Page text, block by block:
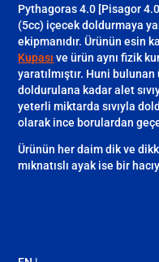
Pythagoras 4.0 [Pisagor
(5cc) içecek doldurmaya
ekipmanıdır. Ürünün esin
Kupası ve ürün aynı fizik
yaratılmıştır. Huni
doldurulana kadar alet
yeterli miktarda sıvıyla
olarak ince borulardan
Ürünün her daim dik ve
mıknatıslı ayak ise bir